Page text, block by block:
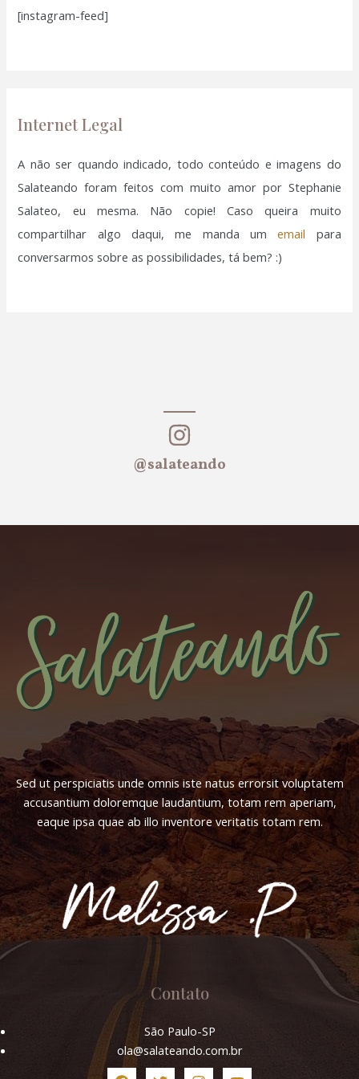
s
r
[instagram-feed]
Internet Legal
A não ser quando indicado, todo conteúdo e imagens do
Salateando foram feitos com muito amor por Stephanie
Salateo, eu mesma. Não copie! Caso queira muito
compartilhar algo daqui, me manda umemail para
conversarmos sobre as possibilidades, tá bem? :)
@salateando
Sed ut perspiciatis unde omnis iste natus errorsit voluptatem
accusantium doloremque laudantium, totam rem aperiam,
eaque ipsa quae ab illo inventore veritatis totam rem.
Contato
São Paulo-SP
ola@salateando.com.br